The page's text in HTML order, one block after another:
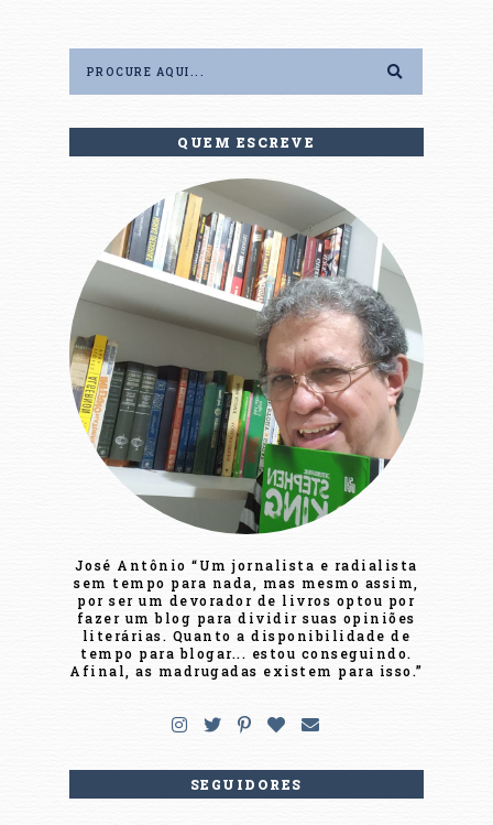
QUEM ESCREVE
José Antônio “Um jornalista e radialista
sem tempo para nada, mas mesmo assim,
por ser um devorador de livros optou por
fazer um blog para dividir suas opiniões
literárias. Quanto a disponibilidade de
tempo para blogar... estou conseguindo.
Afinal, as madrugadas existem para isso.”
SEGUIDORES